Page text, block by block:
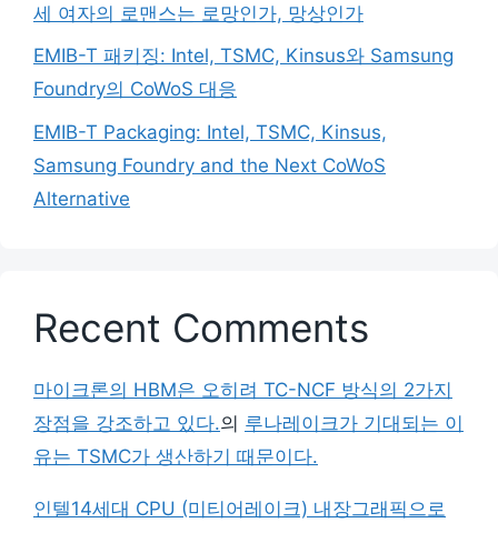
세 여자의 로맨스는 로망인가, 망상인가
EMIB-T 패키징: Intel, TSMC, Kinsus와 Samsung
Foundry의 CoWoS 대응
EMIB-T Packaging: Intel, TSMC, Kinsus,
Samsung Foundry and the Next CoWoS
Alternative
Recent Comments
마이크론의 HBM은 오히려 TC-NCF 방식의 2가지
장점을 강조하고 있다.의 루나레이크가 기대되는 이
유는 TSMC가 생산하기 때문이다.
인텔14세대 CPU (미티어레이크) 내장그래픽으로